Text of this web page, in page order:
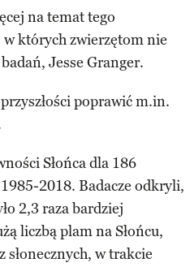
na temat tego
w których zwierzętom nie
Jesse Granger.
poprawić m.in.
Słońca dla 186
2018. Badacze odkryli,
2,3 raza bardziej
liczbą plam na Słońcu,
w trakcie